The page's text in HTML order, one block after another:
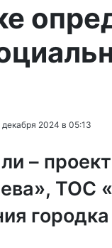
декабря 2024 в 05:13
–
ТОС